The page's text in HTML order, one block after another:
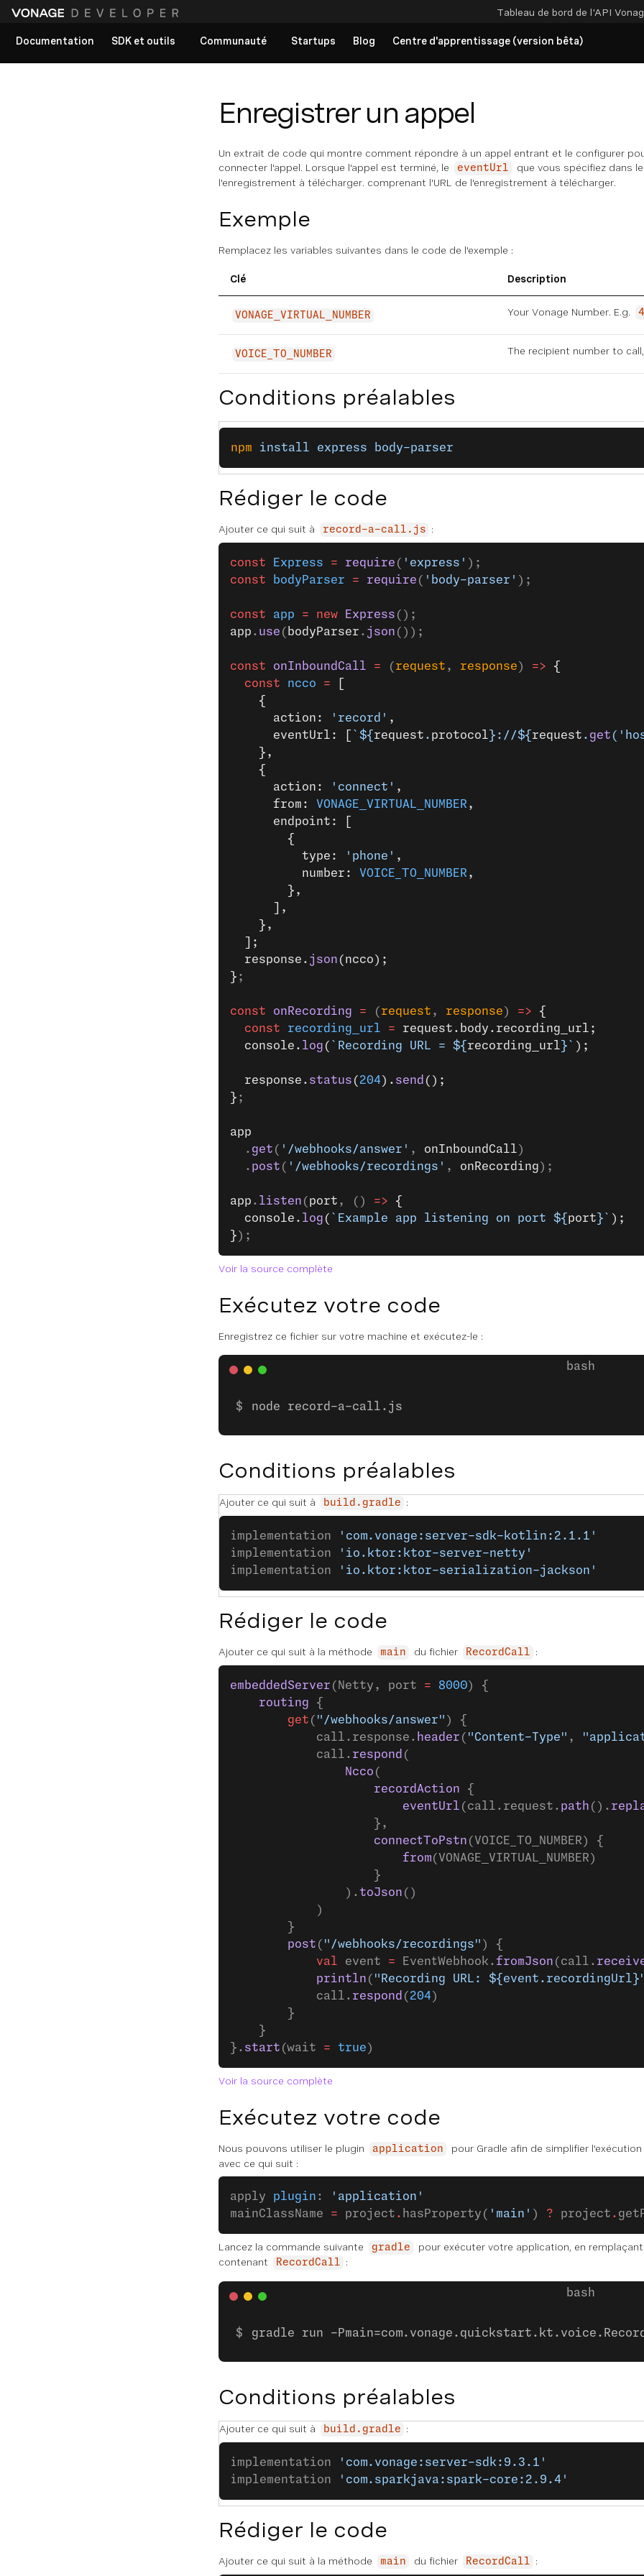
Tableau de bord de l'API
Documentation
SDK et outils Communauté Startups Blog Centre d'apprentissage (version bêta)
Enregistrer un appel
Un extrait de code qui montre comment répondre à un appel entrant et le configurer
connecter l'appel. Lorsque l'appel est terminé, le
eventUrl que vous spécifiez dans le
l'enregistrement à télécharger. comprenant l'URL de l'enregistrement à télécharger.
Exemple
Remplacez les variables suivantes dans le code de l'exemple :
Clé Description
VONAGE_VIRTUAL_NUMBER Your Vonage Number. E.g.
VOICE_TO_NUMBER The recipient number to
Conditions préalables
npm install express body-parser
Rédiger le code
Ajouter ce qui suit à record-a-call.js :
const Express = require ( 'express' );
const bodyParser = require ( 'body-parser' );
const app = new Express ();
app . use ( bodyParser . json ());
const onInboundCall = ( request , response ) => {
  const
ncco =
    {
      action:
'record' ,
      eventUrl: [
`${ request . protocol }://${ request . get (
    },
    {
      action:
'connect' ,
      from:
VONAGE_VIRTUAL_NUMBER ,
      endpoint: [
        {
          type:
'phone' ,
          number:
VOICE_TO_NUMBER ,
        },
      ],
    },
  ];
  response.
json (ncco);
} ;
const onRecording = ( request , response ) => {
  const
recording_url = request.body.recording_url;
  console.
log ( `Recording URL = ${ recording_url }` );
  response.
status ( 204 ). send ();
} ;
app
  .
get ( '/webhooks/answer' , onInboundCall )
  .
post ( '/webhooks/recordings' , onRecording );
app . listen ( port , () => {
  console.
log ( `Example app listening on port ${ port }` );
} );
Voir la source complète
Exécutez votre code
Enregistrez ce fichier sur votre machine et exécutez-le :
node record-a-call.js
Conditions préalables
Ajouter ce qui suit à build.gradle :
implementation
'com.vonage:server-sdk-kotlin:2.1.1'
implementation
'io.ktor:ktor-server-netty'
implementation
'io.ktor:ktor-serialization-jackson'
Rédiger le code
Ajouter ce qui suit à la méthode main du fichier RecordCall :
embeddedServer (Netty, port = 8000) {
    routing
{
        get
( "/webhooks/answer" ) {
            call.response.
header ( "Content-Type" ,
            call.
respond (
                Ncco
(
                    recordAction
{
                        eventUrl
(call.request. path ().
                    },
                    connectToPstn
(VOICE_TO_NUMBER) {
                        from
(VONAGE_VIRTUAL_NUMBER)
                    }
                ).
toJson ()
            )
        }
        post
( "/webhooks/recordings" ) {
            val
event = EventWebhook.fromJson (call.
            println
( "Recording URL:
            call.
respond ( 204 )
        }
    }
}. start (wait = true )
Voir la source complète
Exécutez votre code
Nous pouvons utiliser le plugin application pour Gradle afin de simplifier
avec ce qui suit :
apply plugin :
'application'
mainClassName = project . hasProperty( 'main' ) ? project .
Lancez la commande suivante gradle pour exécuter votre application, en remplaçant
contenant
RecordCall :
gradle run -
Conditions préalables
Ajouter ce qui suit à build.gradle :
implementation
'com.vonage:server-sdk:9.3.1'
implementation
'com.sparkjava:spark-core:2.9.4'
Rédiger le code
Ajouter ce qui suit à la méthode main du fichier RecordCall :